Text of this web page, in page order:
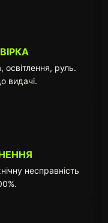
руль.
видачі.
несправність